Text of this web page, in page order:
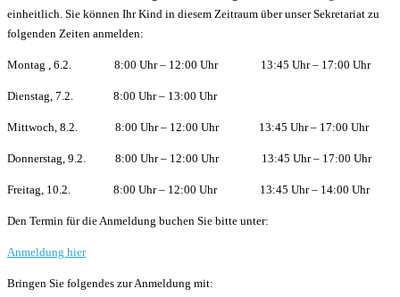
einheitlich. Sie können Ihr Kind in diesem Zeitraum über unser Sekretariat zu
folgenden Zeiten anmelden:
Montag , 6.2. 8:00 Uhr – 12:00 Uhr 13:45 Uhr – 17:00 Uhr
Dienstag, 7.2. 8:00 Uhr – 13:00 Uhr
Mittwoch, 8.2. 8:00 Uhr – 12:00 Uhr 13:45 Uhr – 17:00 Uhr
Donnerstag, 9.2. 8:00 Uhr – 12:00 Uhr 13:45 Uhr – 17:00 Uhr
Freitag, 10.2. 8:00 Uhr – 12:00 Uhr 13:45 Uhr – 14:00 Uhr
Den Termin für die Anmeldung buchen Sie bitte unter:
Anmeldung hier
Bringen Sie folgendes zur Anmeldung mit: